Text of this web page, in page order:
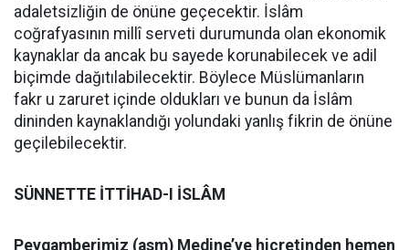
adaletsizliğin de önüne geçecektir. İslâm
coğrafyasının millî serveti durumunda olan ekonomik
kaynaklar da ancak bu sayede korunabilecek ve adil
biçimde dağıtılabilecektir. Böylece Müslümanların
fakr u zaruret içinde oldukları ve bunun da İslâm
dininden kaynaklandığı yolundaki yanlış fikrin de önüne
geçilebilecektir.
SÜNNETTE İTTİHAD-I İSLÂM
Peygamberimiz (asm) Medine’ye hicretinden hemen